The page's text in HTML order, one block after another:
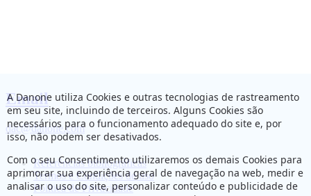
Email
dac@danone.com
Referências bibliográficas
Termos e Condições de uso
Política de Privacidade
A Danone utiliza Cookies e outras tecnologias de rastreamento
em seu site, incluindo de terceiros. Alguns Cookies são
necessários para o funcionamento adequado do site e, por
isso, não podem ser desativados.
Com o seu Consentimento utilizaremos os demais Cookies para
aprimorar sua experiência geral de navegação na web, medir e
analisar o uso do site, personalizar conteúdo e publicidade de